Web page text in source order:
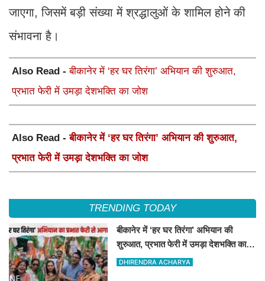
जाएगा, जिसमें बड़ी संख्या में श्रद्धालुओं के शामिल होने की
संभावना है।
Also Read -बीकानेर में ‘हर घर तिरंगा’ अभियान की शुरुआत,
प्रभात फेरी में उमड़ा देशभक्ति का जोश
Also Read -बीकानेर में ‘हर घर तिरंगा’ अभियान की शुरुआत,
प्रभात फेरी में उमड़ा देशभक्ति का जोश
TRENDING TODAY
बीकानेर में ‘हर घर तिरंगा’ अभियान की
शुरुआत, प्रभात फेरी में उमड़ा देशभक्ति का
जोश
DHIRENDRA ACHARYA